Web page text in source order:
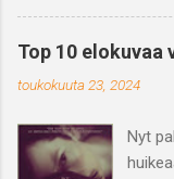
Top 10 elokuvaa
toukokuuta 23, 2024
Nyt